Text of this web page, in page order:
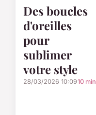
Des boucles
d'oreilles
pour
sublimer
votre style
28/03/2026 10:0910 min